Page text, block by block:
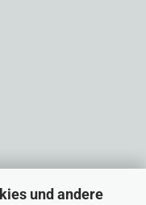
und andere